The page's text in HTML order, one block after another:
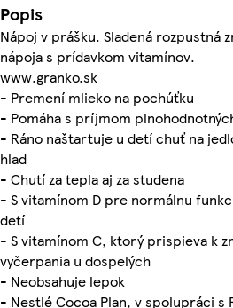
Popis
Nápoj v prášku. Sladená rozpustná
nápoja s prídavkom vitamínov.
www.granko.sk
- Premení mlieko na pochúťku
- Pomáha s príjmom
- Ráno naštartuje u detí chuť na
hlad
- Chutí za tepla aj za studena
- S vitamínom D pre normálnu
detí
- S vitamínom C, ktorý prispieva k
vyčerpania u dospelých
- Neobsahuje lepok
- Nestlé Cocoa Plan, v spolupráci s